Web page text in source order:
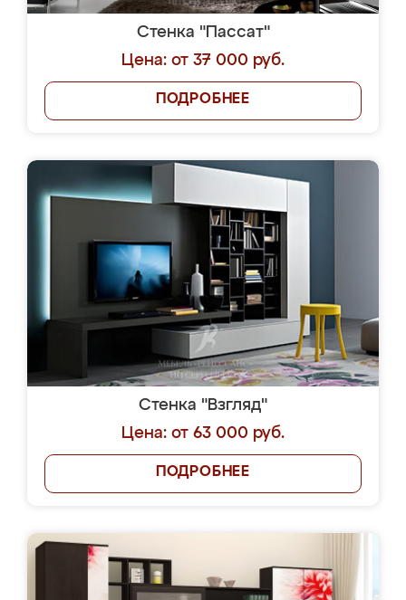
Стенка "Пассат"
Цена: от 37 000 руб.
ПОДРОБНЕЕ
Стенка "Взгляд"
Цена: от 63 000 руб.
ПОДРОБНЕЕ